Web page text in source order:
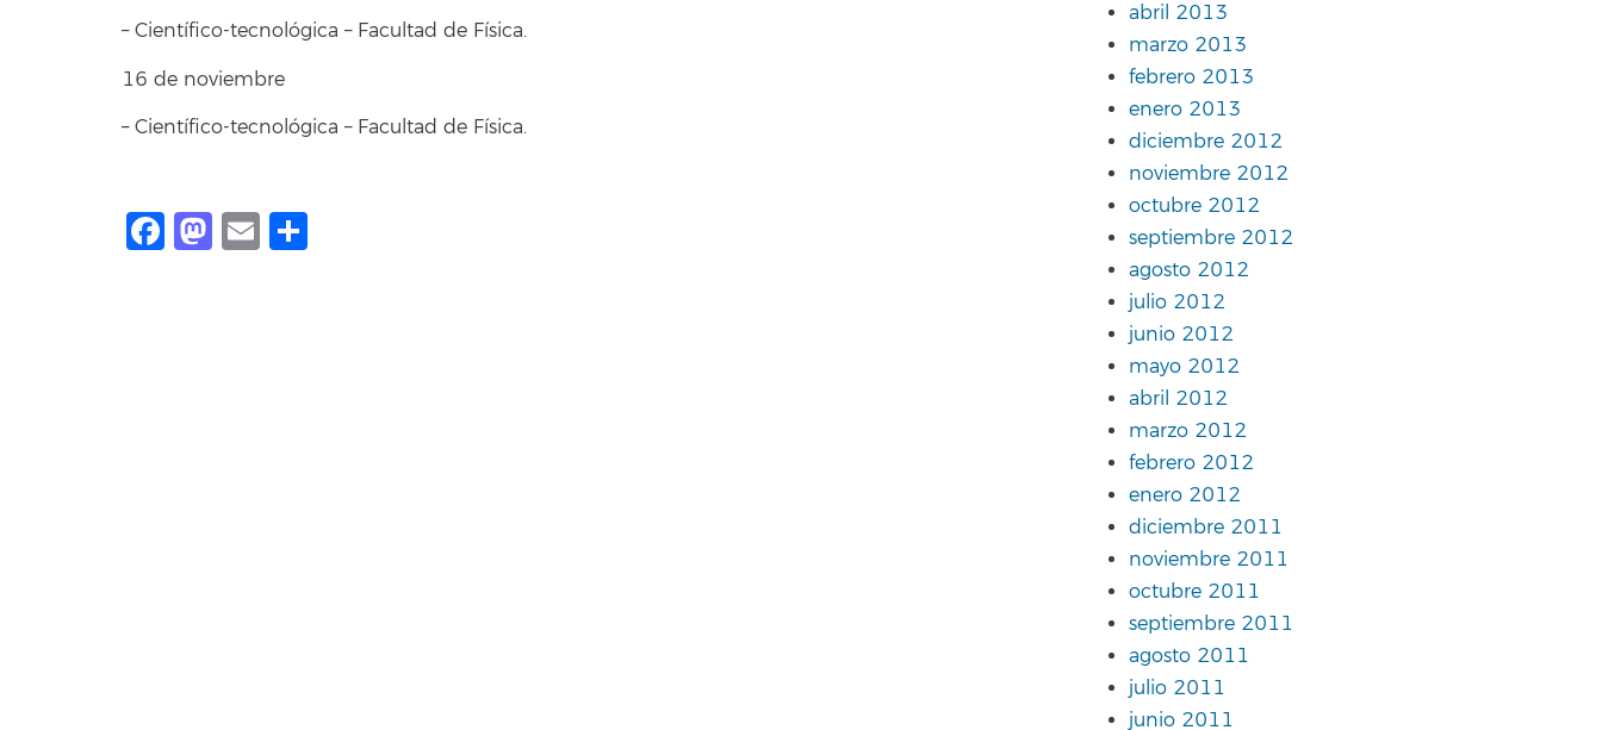
– Científico-tecnológica – Facultad de Física.
16 de noviembre
– Científico-tecnológica – Facultad de Física.
Facebook
Mastodon
Email
abril 2013
marzo 2013
febrero 2013
enero 2013
diciembre 2012
noviembre 2012
octubre 2012
septiembre 2012
agosto 2012
julio 2012
junio 2012
mayo 2012
abril 2012
marzo 2012
febrero 2012
enero 2012
diciembre 2011
noviembre 2011
octubre 2011
septiembre 2011
agosto 2011
julio 2011
junio 2011